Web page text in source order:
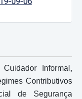
Informal,
Contributivos
de Segurança